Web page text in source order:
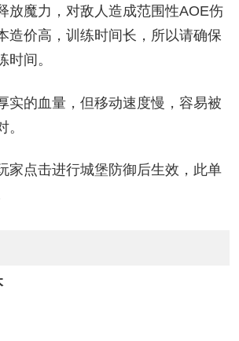
放魔力，对敌人造成范围性AOE伤
造价高，训练时间长，所以请确保
时间。
实的血量，但移动速度慢，容易被
家点击进行城堡防御后生效，此单